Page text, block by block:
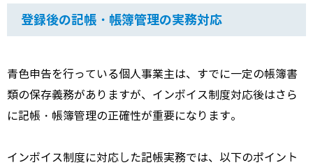
登録後の記帳・帳簿管理の実務対応
青色申告を行っている個人事業主は、すでに一定の帳簿書
類の保存義務がありますが、インボイス制度対応後はさら
に記帳・帳簿管理の正確性が重要になります。
インボイス制度に対応した記帳実務では、以下のポイント